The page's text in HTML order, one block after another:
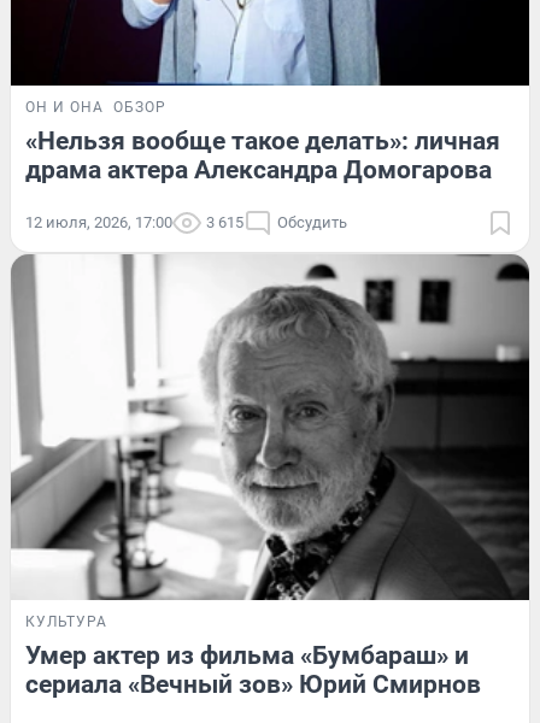
ОН И ОНА ОБЗОР
«Нельзя вообще такое делать»: личная
драма актера Александра Домогарова
12 июля, 2026, 17:00 3 615 Обсудить
КУЛЬТУРА
Умер актер из фильма «Бумбараш» и
сериала «Вечный зов» Юрий Смирнов